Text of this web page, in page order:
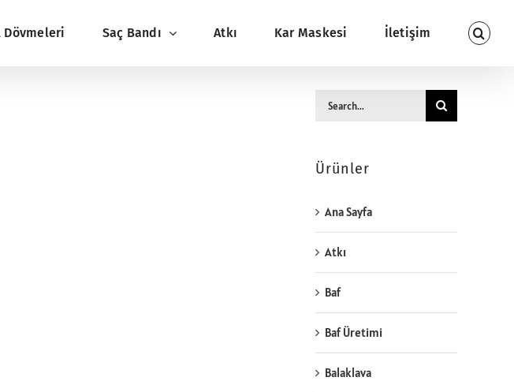
Dövmeleri Saç Bandı Atkı Kar Maskesi İletişim
Search
Ürünler
Ana Sayfa
Atkı
Baf
Baf Üretimi
Balaklava